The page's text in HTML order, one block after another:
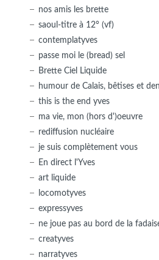
nos amis les brette
saoul-titre à 12° (vf)
contemplatyves
passe moi le (bread) sel
Brette Ciel Liquide
humour de Calais, bêtises et
this is the end yves
ma vie, mon (hors d')oeuvre
rediffusion nucléaire
je suis complètement vous
En direct l'Yves
art liquide
locomotyves
expressyves
ne joue pas au bord de la
creatyves
narratyves